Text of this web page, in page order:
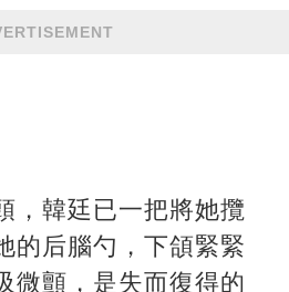
，韓廷已一把將她攬
的后腦勺，下頜緊緊
微顫，是失而復得的